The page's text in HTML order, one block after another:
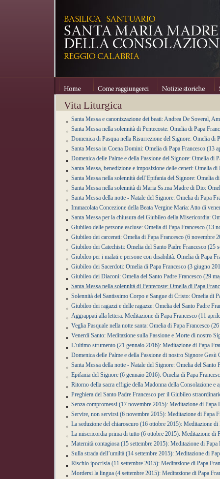
Home Come raggiungerci Notizie storiche
Vita Liturgica
Santa Messa e canonizzazione dei beati: Andrea De Soveral,
Santa Messa nella solennità di Pentecoste: Omelia di Papa
Domenica di Pasqua nella Risurrezione del Signore: Omelia di
Santa Messa in Coena Domini: Omelia di Papa Francesco (13
Domenica delle Palme e della Passione del Signore: Omelia di
Santa Messa, benedizione e imposizione delle ceneri: Omelia di
Santa Messa nella solennità dell’Epifania del Signore: Omelia
Santa Messa nella solennità di Maria Ss.ma Madre di Dio:
Santa Messa della notte - Natale del Signore: Omelia di Papa
Immacolata Concezione della Beata Vergine Maria: Atto di
Santa Messa per la chiusura del Giubileo della Misericordia:
Giubileo delle persone escluse: Omelia di Papa Francesco (13
Giubileo dei carcerati: Omelia di Papa Francesco (6 novembre
Giubileo dei Catechisti: Omelia del Santo Padre Francesco (25
Giubileo per i malati e persone con disabilità: Omelia di Papa
Giubileo dei Sacerdoti: Omelia di Papa Francesco (3 giugno
Giubileo dei Diaconi: Omelia del Santo Padre Francesco (29
Santa Messa nella solennità di Pentecoste: Omelia di Papa
Solennità del Santissimo Corpo e Sangue di Cristo: Omelia di
Giubileo dei ragazzi e delle ragazze: Omelia del Santo Padre
Aggrappati alla lettera: Meditazione di Papa Francesco (11
Veglia Pasquale nella notte santa: Omelia di Papa Francesco
Venerdì Santo: Meditazione sulla Passione e Morte di nostro
L’ultimo strumento (21 gennaio 2016): Meditazione di Papa
Domenica delle Palme e della Passione di nostro Signore
Santa Messa della notte - Natale del Signore: Omelia del
Epifania del Signore (6 gennaio 2016): Omelia di Papa
Ritorno della sacra effigie della Madonna della Consolazione e
Preghiera del Santo Padre Francesco per il Giubileo
Senza compromessi (17 novembre 2015): Meditazione di Papa
Servire, non servirsi (6 novembre 2015): Meditazione di Papa
La seduzione del chiaroscuro (16 ottobre 2015): Meditazione di
La misericordia prima di tutto (6 ottobre 2015): Meditazione di
Maternità contagiosa (15 settembre 2015): Meditazione di Papa
Sulla strada dell’umiltà (14 settembre 2015): Meditazione di
Rischio ipocrisia (11 settembre 2015): Meditazione di Papa
Mordersi la lingua (4 settembre 2015): Meditazione di Papa